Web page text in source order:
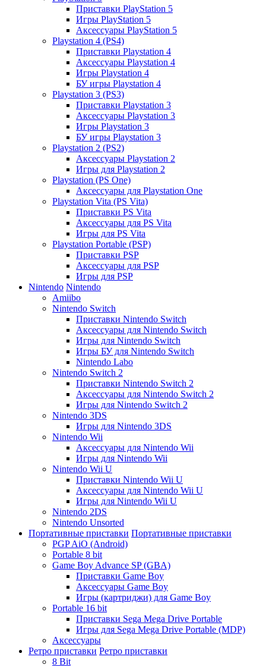
Приставки PlayStation 5
Игры PlayStation 5
Аксессуары PlayStation 5
Playstation 4 (PS4)
Приставки Playstation 4
Аксессуары Playstation 4
Игры Playstation 4
БУ игры Playstation 4
Playstation 3 (PS3)
Приставки Playstation 3
Аксессуары Playstation 3
Игры Playstation 3
БУ игры Playstation 3
Playstation 2 (PS2)
Аксессуары Playstation 2
Игры для Playstation 2
Playstation (PS One)
Аксессуары для Playstation One
Playstation Vita (PS Vita)
Приставки PS Vita
Аксессуары для PS Vita
Игры для PS Vita
Playstation Portable (PSP)
Приставки PSP
Аксессуары для PSP
Игры для PSP
Nintendo Nintendo
Amiibo
Nintendo Switch
Приставки Nintendo Switch
Аксессуары для Nintendo Switch
Игры для Nintendo Switch
Игры БУ для Nintendo Switch
Nintendo Labo
Nintendo Switch 2
Приставки Nintendo Switch 2
Аксессуары для Nintendo Switch 2
Игры для Nintendo Switch 2
Nintendo 3DS
Игры для Nintendo 3DS
Nintendo Wii
Аксессуары для Nintendo Wii
Игры для Nintendo Wii
Nintendo Wii U
Приставки Nintendo Wii U
Аксессуары для Nintendo Wii U
Игры для Nintendo Wii U
Nintendo 2DS
Nintendo Unsorted
Портативные приставки Портативные приставки
PGP AiO (Android)
Portable 8 bit
Game Boy Advance SP (GBA)
Приставки Game Boy
Аксессуары Game Boy
Игры (картриджи) для Game Boy
Portable 16 bit
Приставки Sega Mega Drive Portable
Игры для Sega Mega Drive Portable (MDP)
Аксессуары
Ретро приставки Ретро приставки
8 Bit